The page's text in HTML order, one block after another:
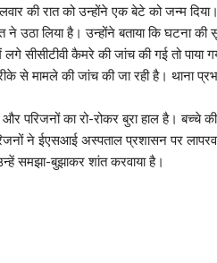
की रात को उन्होंने एक बेटे को जन्म
ने उठा लिया है। उन्होंने बताया कि घटना
सीसीटीवी कैमरे की जांच की गई तो पाया
से मामले की जांच की जा रही है। थाना
और परिजनों का रो-रोकर बुरा हाल है।
ने ईएसआई अस्पताल प्रशासन पर
समझा-बुझाकर शांत करवाया है।